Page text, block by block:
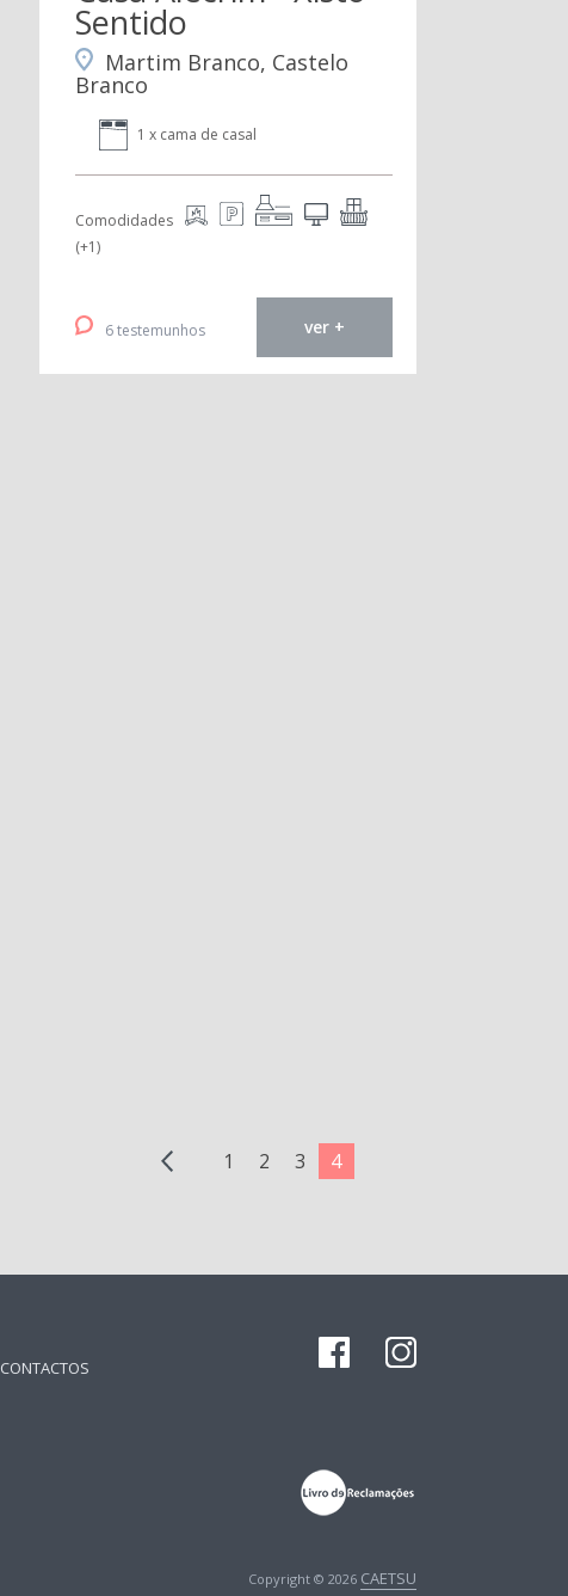
Sentido
Martim Branco, Castelo
Branco
1 x cama de casal
Comodidades
(+1)
6 testemunhos ver +
1 2 3 4
CONTACTOS
Copyright © 2026 CAETSU